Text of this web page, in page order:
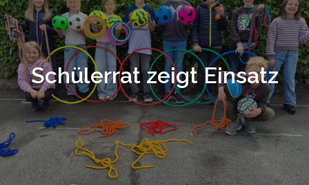
Schülerrat zeigt Einsatz